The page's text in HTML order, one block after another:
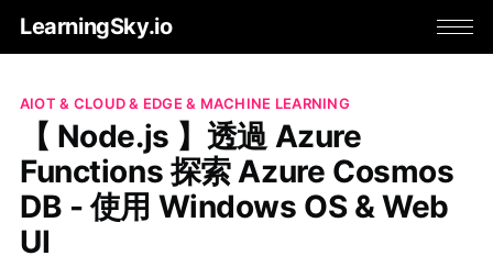
LearningSky.io
AIOT & CLOUD & EDGE & MACHINE LEARNING
【 Node.js 】透過 Azure
Functions 探索 Azure Cosmos
DB - 使用 Windows OS & Web
UI